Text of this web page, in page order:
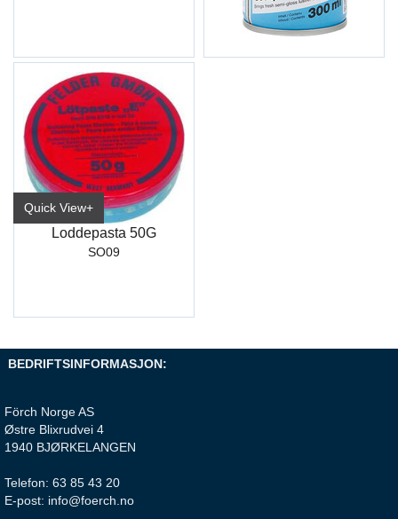
Quick View+
Loddepasta 50G
SO09
BEDRIFTSINFORMASJON:
Förch Norge AS
Østre Blixrudvei 4
1940 BJØRKELANGEN
Telefon: 63 85 43 20
E-post: info@foerch.no